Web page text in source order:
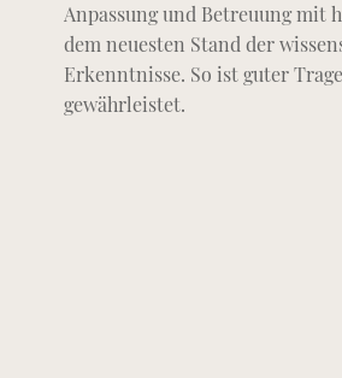
Anpassung und Betreuung mit
dem neuesten Stand der
Erkenntnisse. So ist guter
gewährleistet.